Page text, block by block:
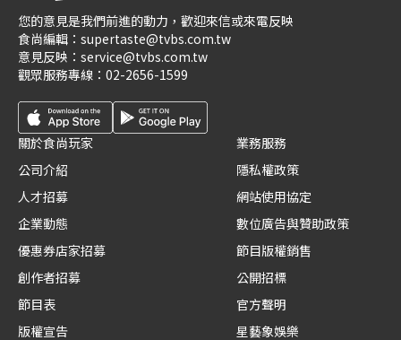
您的意見是我們前進的動力，歡迎來信或來電反映
食尚編輯： supertaste@tvbs.com.tw
意見反映： service@tvbs.com.tw
觀眾服務專線： 02-2656-1599
關於食尚玩家
公司介紹
人才招募
企業動態
優惠券店家招募
創作者招募
節目表
版權宣告
業務服務
隱私權政策
網站使用協定
數位廣告與贊助政策
節目版權銷售
公開招標
官方聲明
星藝象娛樂